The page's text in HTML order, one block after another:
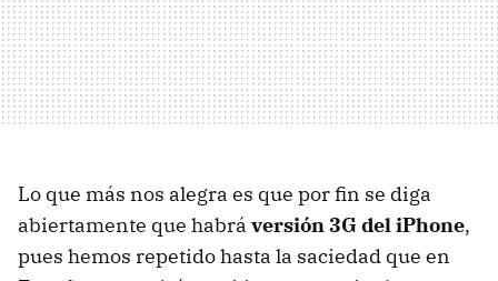
Lo que más nos alegra es que por fin se diga
abiertamente que habrá versión 3G del iPhone,
pues hemos repetido hasta la saciedad que en